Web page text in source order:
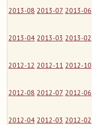
2013-08 2013-07 2013-06
2013-04 2013-03 2013-02
2012-12 2012-11 2012-10
2012-08 2012-07 2012-06
2012-04 2012-03 2012-02